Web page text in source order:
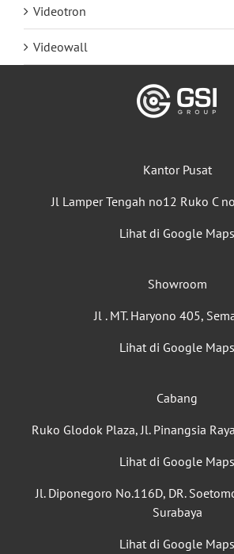
Videotron
Videowall
Kantor Pusat
Jl Lamper Tengah no12 Ruko C
Lihat di Google Maps
Showroom
Jl . MT. Haryono 405,
Lihat di Google Maps
Cabang
Ruko Glodok Plaza, Jl. Pinangsia
Lihat di Google Maps
Jl. Diponegoro No.116D, DR.
Surabaya
Lihat di Google Maps